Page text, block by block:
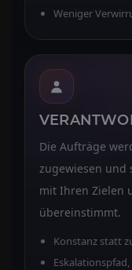
Weniger
Die Aufträge
zugewiesen und
mit Ihren Zielen
übereinstimmt.
Konstanz statt